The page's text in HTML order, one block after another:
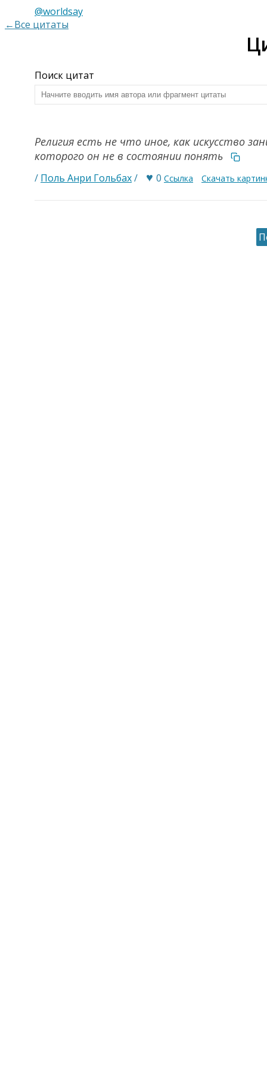
@worldsay
←Все цитаты
Поиск цитат
Религия есть не что иное, как искусство
которого он не в состоянии понять
/ Поль Анри Гольбах/ ♥ 0 Ссылка Скачать